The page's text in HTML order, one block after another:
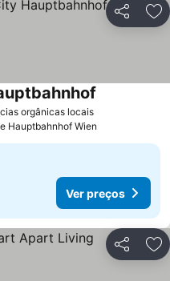
Partilhar
orgânicas locais
Hauptbahnhof Wien
Ver preços
Partilhar